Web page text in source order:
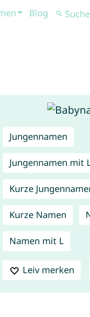
Blog
Jungennamen
Jungennamen mit
Kurze
Kurze Namen
Namen mit L
Leiv merken